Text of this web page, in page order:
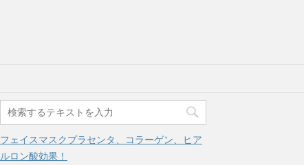
フェイスマスクプラセンタ、コラーゲン、ヒア
ルロン酸効果！